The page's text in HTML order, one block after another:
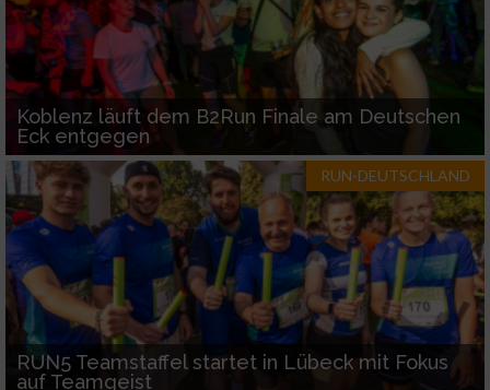
Koblenz läuft dem B2Run Finale am Deutschen
Eck entgegen
RUN-DEUTSCHLAND
RUN5 Teamstaffel startet in Lübeck mit Fokus
auf Teamgeist